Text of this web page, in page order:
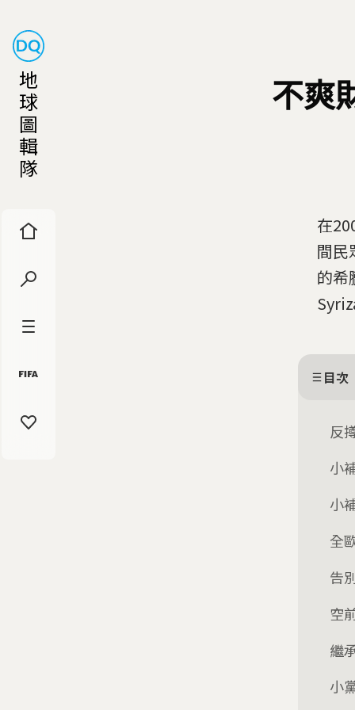
地
球
圖
輯
隊
不爽
在
間民
的希
目次
反
小
小
全
告
空
繼
小